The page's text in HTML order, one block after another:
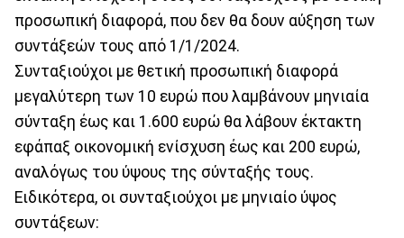
προσωπική διαφορά, που δεν θα δουν αύξηση των
συντάξεών τους από 1/1/2024.
Συνταξιούχοι με θετική προσωπική διαφορά
μεγαλύτερη των 10 ευρώ που λαμβάνουν μηνιαία
σύνταξη έως και 1.600 ευρώ θα λάβουν έκτακτη
εφάπαξ οικονομική ενίσχυση έως και 200 ευρώ,
αναλόγως του ύψους της σύνταξής τους.
Ειδικότερα, οι συνταξιούχοι με μηνιαίο ύψος
συντάξεων: